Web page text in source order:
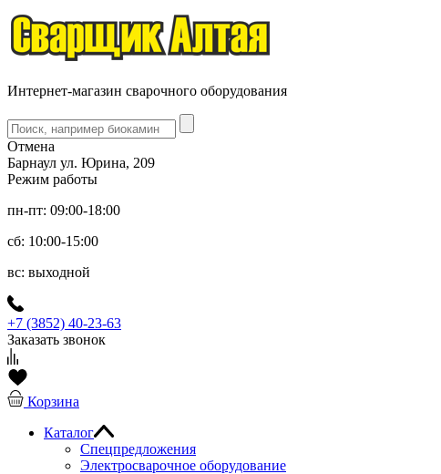
Интернет-магазин сварочного оборудования
Отмена
Барнаул ул. Юрина, 209
Режим работы
пн-пт: 09:00-18:00
сб: 10:00-15:00
вс: выходной
+7 (3852) 40-23-63
Заказать звонок
Корзина
Каталог
Спецпредложения
Электросварочное оборудование